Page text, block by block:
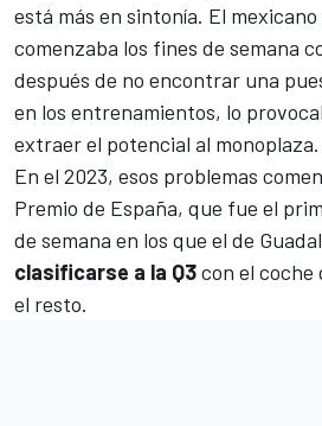
está más en sintonía. El
comenzaba los fines de semana
después de no encontrar una
en los entrenamientos, lo
extraer el potencial al monoplaza.
En el 2023, esos problemas
Premio de España, que fue el
de semana en los que el de
clasificarse a la Q3con el coche
el resto.